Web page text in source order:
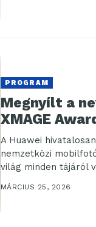
PROGRAM
Megnyílt a
XMAGE
A Huawei
nemzetközi
világ minden tájáról
MÁRCIUS 25, 2026